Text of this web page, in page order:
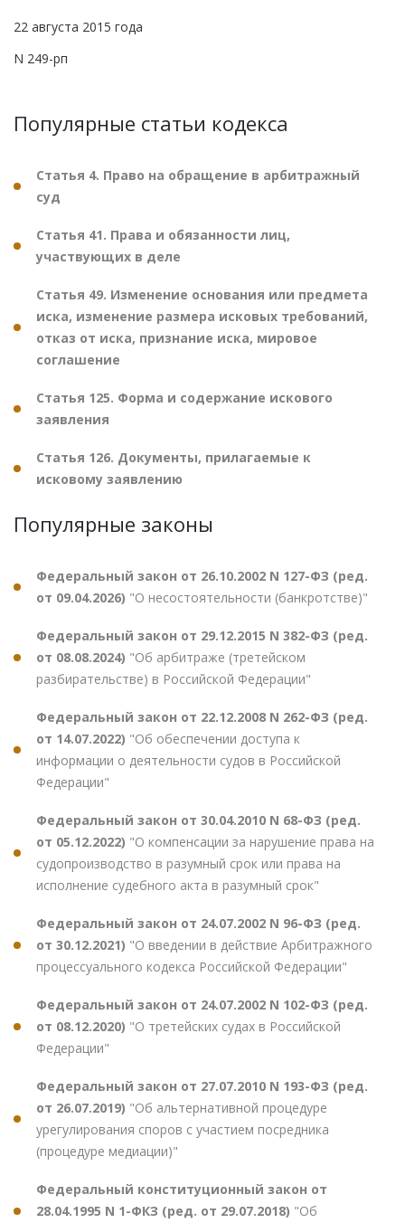
22 августа 2015 года
N 249-рп
Популярные статьи кодекса
Статья 4. Право на обращение в арбитражный
суд
Статья 41. Права и обязанности лиц,
участвующих в деле
Статья 49. Изменение основания или предмета
иска, изменение размера исковых требований,
отказ от иска, признание иска, мировое
соглашение
Статья 125. Форма и содержание искового
заявления
Статья 126. Документы, прилагаемые к
исковому заявлению
Популярные законы
Федеральный закон от 26.10.2002 N 127-ФЗ (ред.
от 09.04.2026) "О несостоятельности (банкротстве)"
Федеральный закон от 29.12.2015 N 382-ФЗ (ред.
от 08.08.2024) "Об арбитраже (третейском
разбирательстве) в Российской Федерации"
Федеральный закон от 22.12.2008 N 262-ФЗ (ред.
от 14.07.2022) "Об обеспечении доступа к
информации о деятельности судов в Российской
Федерации"
Федеральный закон от 30.04.2010 N 68-ФЗ (ред.
от 05.12.2022) "О компенсации за нарушение права на
судопроизводство в разумный срок или права на
исполнение судебного акта в разумный срок"
Федеральный закон от 24.07.2002 N 96-ФЗ (ред.
от 30.12.2021) "О введении в действие Арбитражного
процессуального кодекса Российской Федерации"
Федеральный закон от 24.07.2002 N 102-ФЗ (ред.
от 08.12.2020) "О третейских судах в Российской
Федерации"
Федеральный закон от 27.07.2010 N 193-ФЗ (ред.
от 26.07.2019) "Об альтернативной процедуре
урегулирования споров с участием посредника
(процедуре медиации)"
Федеральный конституционный закон от
28.04.1995 N 1-ФКЗ (ред. от 29.07.2018) "Об